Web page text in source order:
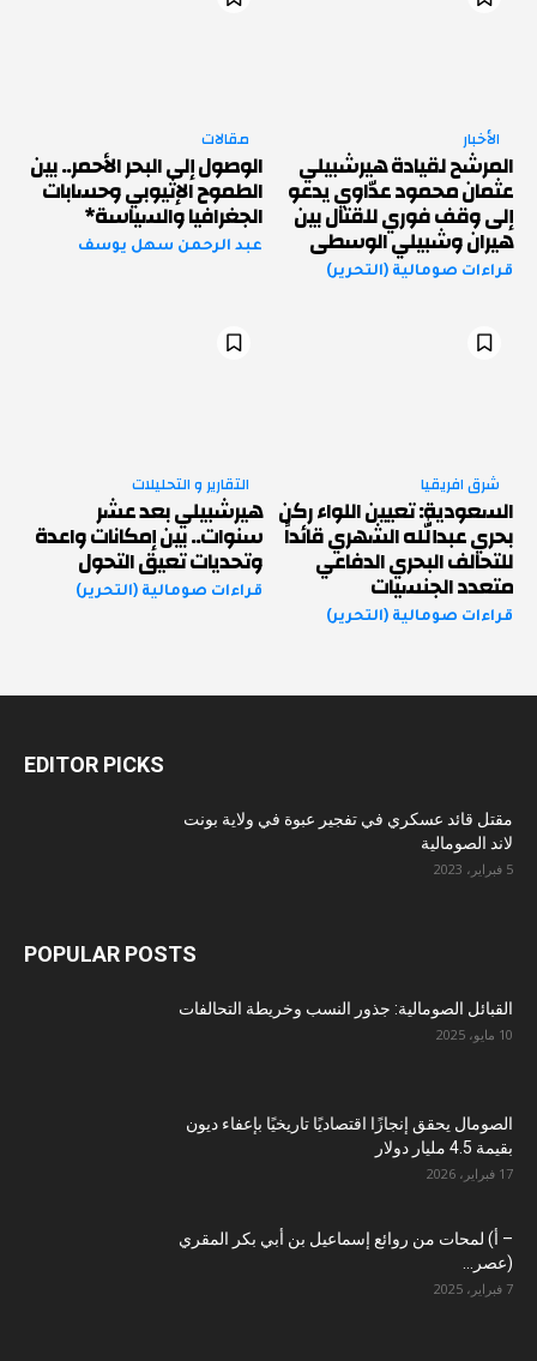
الأخبار
المرشح لقيادة هيرشبيلي
عثمان محمود عدّاوي يدعو
إلى وقف فوري للقتال بين
هيران وشبيلي الوسطى
قراءات صومالية (التحرير)
مقالات
الوصول إلى البحر الأحمر.. بين
الطموح الإثيوبي وحسابات
الجغرافيا والسياسة*
عبد الرحمن سهل يوسف
شرق افريقيا
السعودية: تعيين اللواء ركن
بحري عبدالله الشهري قائداً
للتحالف البحري الدفاعي
متعدد الجنسيات
قراءات صومالية (التحرير)
التقارير و التحليلات
هيرشبيلي بعد عشر
سنوات.. بين إمكانات واعدة
وتحديات تعيق التحول
قراءات صومالية (التحرير)
EDITOR PICKS
مقتل قائد عسكري في تفجير عبوة في ولاية بونت
لاند الصومالية
5 فبراير، 2023
POPULAR POSTS
القبائل الصومالية: جذور النسب وخريطة التحالفات
10 مايو، 2025
الصومال يحقق إنجازًا اقتصاديًا تاريخيًا بإعفاء ديون
بقيمة 4.5 مليار دولار
17 فبراير، 2026
– أ) لمحات من روائع إسماعيل بن أبي بكر المقري
(عصر...
7 فبراير، 2025